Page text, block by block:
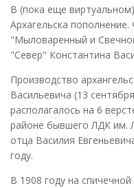
В (пока еще
Архагельска
"Мыловаренный и
"Север" Константина
Производство
Васильевича (13
располагалось на 6
районе бывшего ЛДК им.
отца Василия
году.
В 1908 году на